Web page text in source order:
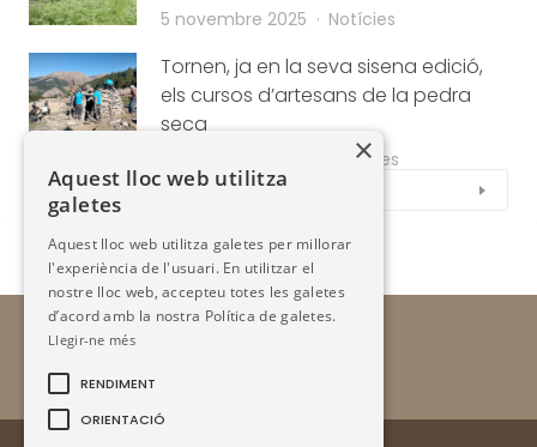
5 novembre 2025 Notícies
Tornen, ja en la seva sisena edició,
els cursos d’artesans de la pedra
seca
Notícies
Veure tot
×
Aquest lloc web utilitza
galetes
Aquest lloc web utilitza galetes per millorar
l'experiència de l'usuari. En utilitzar el
nostre lloc web, accepteu totes les galetes
d’acord amb la nostra Política de galetes.
Llegir-ne més
RENDIMENT
ORIENTACIÓ